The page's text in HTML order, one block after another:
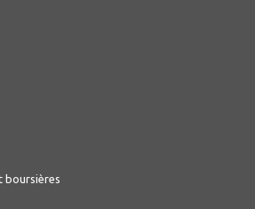
boursières